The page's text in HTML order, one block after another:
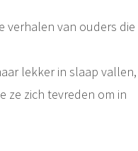
verhalen van ouders die
lekker in slaap vallen,
ze zich tevreden om in